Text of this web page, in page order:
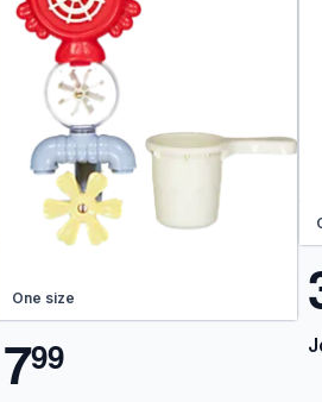
One size
799